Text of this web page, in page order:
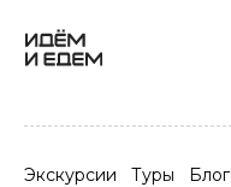
Экскурсии Туры Блог